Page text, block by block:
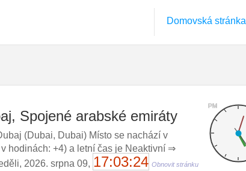
Domovská stránka
PM
Spojené arabské emiráty
(Dubai, Dubai) Místo se nachází v
hodinách: +4) a letní čas je Neaktivní ⇒
2026. srpna 09, 17:03:25 Obnovit stránku